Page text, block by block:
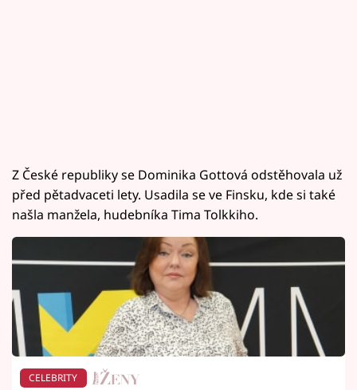
Z České republiky se Dominika Gottová odstěhovala už
před pětadvaceti lety. Usadila se ve Finsku, kde si také
našla manžela, hudebníka Tima Tolkkiho.
CELEBRITY